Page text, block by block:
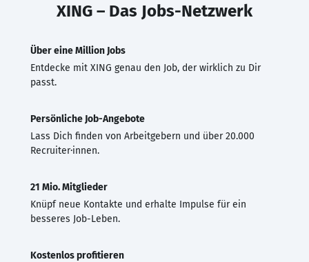
XING – Das Jobs-Netzwerk
Über eine Million Jobs
Entdecke mit XING genau den Job, der wirklich zu Dir
passt.
Persönliche Job-Angebote
Lass Dich finden von Arbeitgebern und über 20.000
Recruiter·innen.
21 Mio. Mitglieder
Knüpf neue Kontakte und erhalte Impulse für ein
besseres Job-Leben.
Kostenlos profitieren